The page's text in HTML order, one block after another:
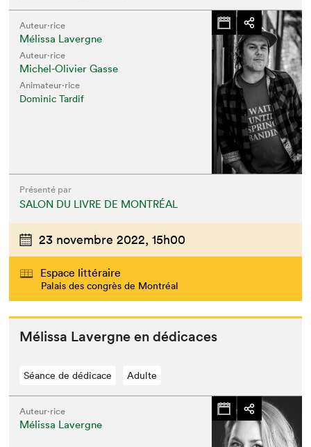
Auteur·rice
Mélissa Lavergne
Auteur·rice
Michel-Olivier Gasse
Animateur⋅rice
Dominic Tardif
Présenté par
SALON DU LIVRE DE MONTRÉAL
23 novembre 2022, 15h00
Espace littéraire
Palais des congrès de Montréal
Mélis­sa Lavergne en dédicaces
Séance de dédicace Adulte
Auteur·rice
Mélissa Lavergne